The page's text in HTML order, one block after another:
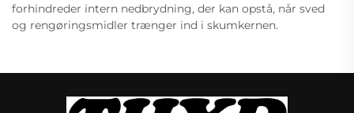
forhindreder intern nedbrydning, der kan opstå, når sved
og rengøringsmidler trænger ind i skumkernen.